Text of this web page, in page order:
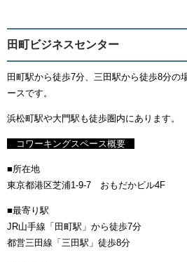
田町ビジネスセンター
田町駅から徒歩7分、三田駅から徒歩8分の
ースです。
浜松町駅や大門駅も徒歩圏内にあります。
コワーキングスペース概要
■所在地
東京都港区芝浦1-9-7 おもだかビル4F
■最寄り駅
JR山手線「田町駅」から徒歩7分
都営三田線「三田駅」徒歩8分